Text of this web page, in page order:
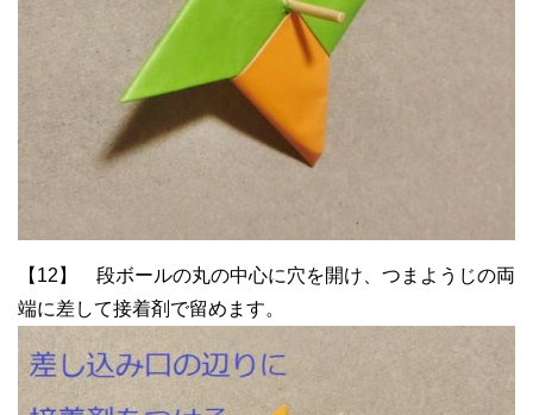
【12】 段ボールの丸の中心に穴を開け、つまようじの両
端に差して接着剤で留めます。